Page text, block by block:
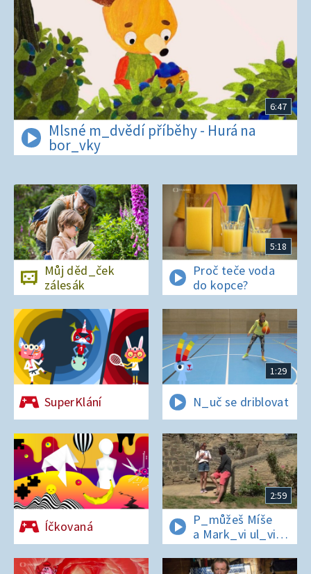
6:47
Mlsné m_dvědí příběhy - Hurá na
bor_vky
Můj děd_ček
zálesák
5:18
Proč teče voda
do kopce?
SuperKlání
1:29
N_uč se driblovat
Íčkovaná
2:59
P_můžeš Míše
a Mark_vi ul_vit
hesl_ na zámku
v Nelahezevsi?